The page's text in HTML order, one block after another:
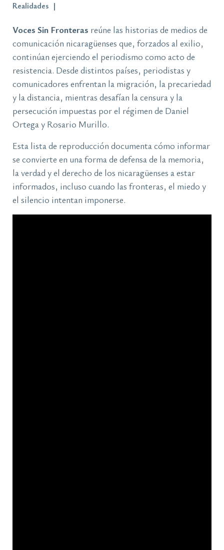
Realidades
Voces Sin Fronteras reúne las historias de medios de
comunicación nicaragüenses que, forzados al exilio,
continúan ejerciendo el periodismo como acto de
resistencia. Desde distintos países, periodistas y
comunicadores enfrentan la migración, la precariedad
y la distancia, mientras desafían la censura y la
persecución impuestas por el régimen de Daniel
Ortega y Rosario Murillo.
Esta lista de reproducción documenta cómo informar
se convierte en una forma de defensa de la memoria,
la verdad y el derecho de los nicaragüenses a estar
informados, incluso cuando las fronteras, el miedo y
el silencio intentan imponerse.